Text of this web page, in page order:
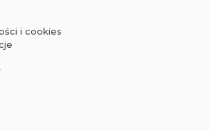
i cookies